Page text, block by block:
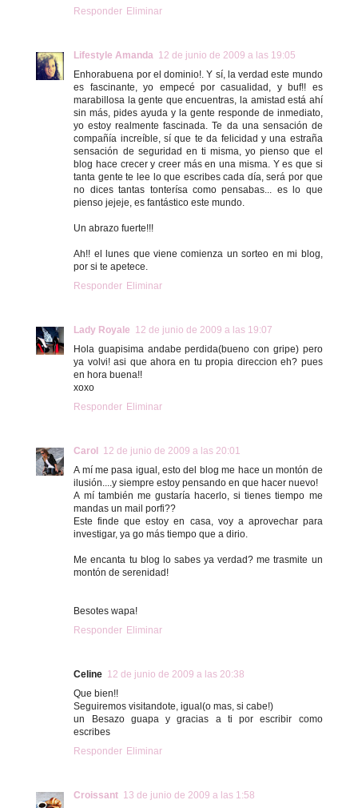
Responder Eliminar
Lifestyle Amanda 12 de junio de 2009 a las 19:05
Enhorabuena por el dominio!. Y sí, la verdad este mundo
es fascinante, yo empecé por casualidad, y buf!! es
marabillosa la gente que encuentras, la amistad está ahí
sin más, pides ayuda y la gente responde de inmediato,
yo estoy realmente fascinada. Te da una sensación de
compañía increíble, sí que te da felicidad y una estraña
sensación de seguridad en ti misma, yo pienso que el
blog hace crecer y creer más en una misma. Y es que si
tanta gente te lee lo que escribes cada día, será por que
no dices tantas tonterísa como pensabas... es lo que
pienso jejeje, es fantástico este mundo.
Un abrazo fuerte!!!
Ah!! el lunes que viene comienza un sorteo en mi blog,
por si te apetece.
Responder Eliminar
Lady Royale 12 de junio de 2009 a las 19:07
Hola guapisima andabe perdida(bueno con gripe) pero
ya volvi! asi que ahora en tu propia direccion eh? pues
en hora buena!!
xoxo
Responder Eliminar
Carol
12 de junio de 2009 a las 20:01
A mí me pasa igual, esto del blog me hace un montón de
ilusión....y siempre estoy pensando en que hacer nuevo!
A mí también me gustaría hacerlo, si tienes tiempo me
mandas un mail porfi??
Este finde que estoy en casa, voy a aprovechar para
investigar, ya go más tiempo que a dirio.
Me encanta tu blog lo sabes ya verdad? me trasmite un
montón de serenidad!
Besotes wapa!
Responder Eliminar
Celine 12 de junio de 2009 a las 20:38
Que bien!!
Seguiremos visitandote, igual(o mas, si cabe!)
un Besazo guapa y gracias a ti por escribir como
escribes
Responder Eliminar
Croissant 13 de junio de 2009 a las 1:58